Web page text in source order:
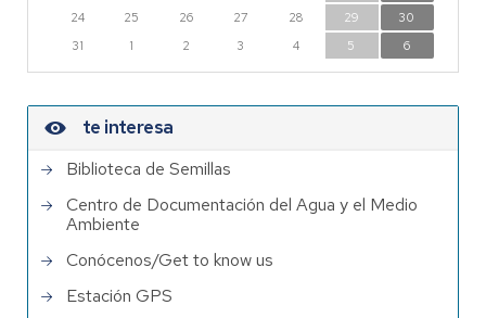
24
25 26 27 28 29
30
31
1 2 3 4 5 6
te interesa
Biblioteca de Semillas
Centro de Documentación del Agua y el Medio
Ambiente
Conócenos/Get to know us
Estación GPS